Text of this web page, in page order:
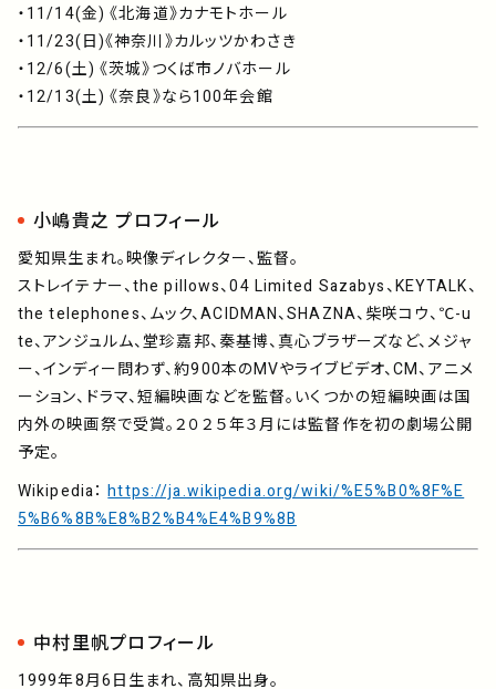
・11/14(金) 《北海道》カナモトホール
・11/23(日)《神奈川》カルッツかわさき
・12/6(土) 《茨城》つくば市ノバホール
・12/13(土) 《奈良》なら100年会館
小嶋貴之 プロフィール
愛知県生まれ。映像ディレクター、監督。
ストレイテナー、the pillows、04 Limited Sazabys、KEYTALK、
the telephones、ムック、ACIDMAN、SHAZNA、柴咲コウ、℃-u
te、アンジュルム、堂珍嘉邦、秦基博、真心ブラザーズなど、メジャ
ー、インディー問わず、約900本のMVやライブビデオ、CM、アニメ
ーション、ドラマ、短編映画などを監督。いくつかの短編映画は国
内外の映画祭で受賞。２０２５年３月には監督作を初の劇場公開
予定。
Wikipedia：https://ja.wikipedia.org/wiki/%E5%B0%8F%E
5%B6%8B%E8%B2%B4%E4%B9%8B
中村里帆プロフィール
1999年8月6日生まれ、高知県出身。